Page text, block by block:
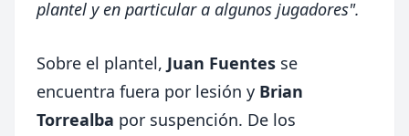
plantel y en particular a algunos jugadores".
Sobre el plantel, Juan Fuentes se
encuentra fuera por lesión y Brian
Torrealba por suspención. De los